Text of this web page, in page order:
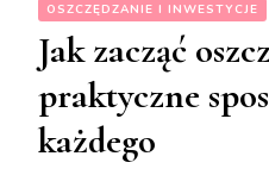
OSZCZĘDZANIE I INWESTYCJE
Jak zacząć
praktyczne
każdego